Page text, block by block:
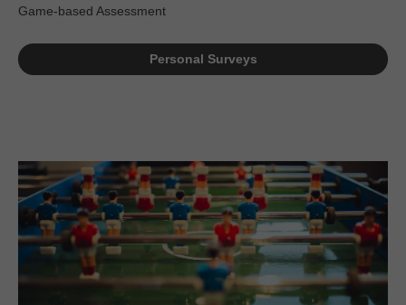
Game-based Assessment
Personal Surveys